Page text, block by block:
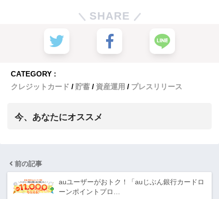
SHARE
CATEGORY :
クレジットカード
貯蓄 資産運用 プレスリリース
今、あなたにオススメ
前の記事
auユーザーがおトク！「auじぶん銀行カードロ
ーンポイントプロ…